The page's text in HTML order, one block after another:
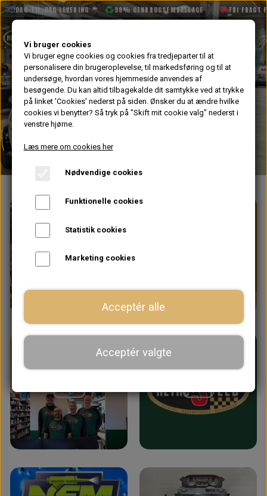
DAG-TIL-DAG LEVERING 98% GENBRUGSEMBALLAGE FRI FRAGT
BOOK TID
PROJEKTER
TEKNISK DATA
VANDPOLERING
VELKOMMEN TIL RETROSPEED
PROJEKTER
Vi bruger cookies
Vi bruger egne cookies og cookies fra tredjeparter til at
personalisere din brugeroplevelse, til markedsføring og til at
undersøge, hvordan vores hjemmeside anvendes af
besøgende. Du kan altid tilbagekalde dit samtykke ved at trykke
på linket 'Cookies' nederst på siden. Ønsker du at ændre hvilke
cookies vi benytter? Så tryk på "Skift mit cookie valg" nederst i
venstre hjørne.
Læs mere om cookies her
Nødvendige cookies
Funktionelle cookies
Statistik cookies
Marketing cookies
Acceptér alle
Acceptér valgte